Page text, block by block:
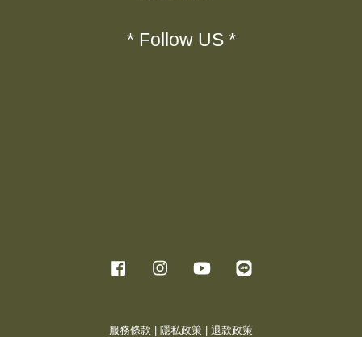
* Follow US *
Facebook Instagram YouTube
服務條款 | 隱私政策 | 退款政策